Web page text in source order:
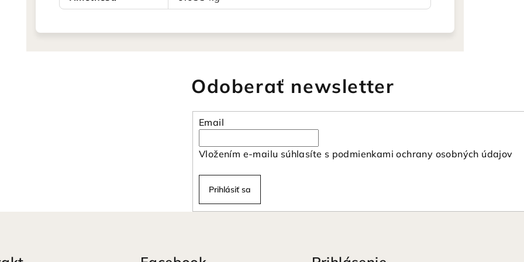
Odoberať newsletter
Email
Vložením e-mailu súhlasíte s podmienkami ochrany osobných údajov
Prihlásiť sa